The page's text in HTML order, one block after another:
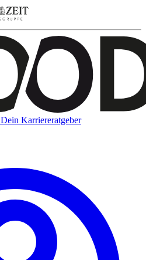
Dein Karriereratgeber